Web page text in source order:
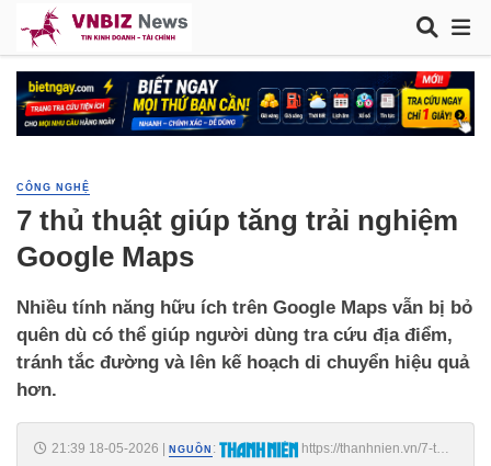
CÔNG NGHỆ
7 thủ thuật giúp tăng trải nghiệm
Google Maps
Nhiều tính năng hữu ích trên Google Maps vẫn bị bỏ
quên dù có thể giúp người dùng tra cứu địa điểm,
tránh tắc đường và lên kế hoạch di chuyển hiệu quả
hơn.
21:39 18-05-2026 NGUỒN :
https://thanhnien.vn/7-thu-